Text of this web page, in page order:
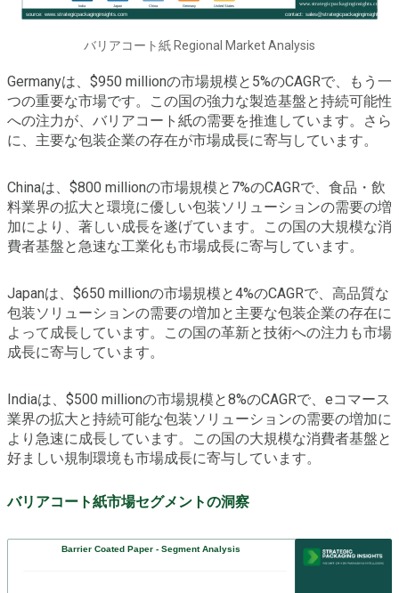
バリアコート紙 Regional Market Analysis
Germanyは、$950 millionの市場規模と5%のCAGRで、もう一
つの重要な市場です。この国の強力な製造基盤と持続可能性
への注力が、バリアコート紙の需要を推進しています。さら
に、主要な包装企業の存在が市場成長に寄与しています。
Chinaは、$800 millionの市場規模と7%のCAGRで、食品・飲
料業界の拡大と環境に優しい包装ソリューションの需要の増
加により、著しい成長を遂げています。この国の大規模な消
費者基盤と急速な工業化も市場成長に寄与しています。
Japanは、$650 millionの市場規模と4%のCAGRで、高品質な
包装ソリューションの需要の増加と主要な包装企業の存在に
よって成長しています。この国の革新と技術への注力も市場
成長に寄与しています。
Indiaは、$500 millionの市場規模と8%のCAGRで、eコマース
業界の拡大と持続可能な包装ソリューションの需要の増加に
より急速に成長しています。この国の大規模な消費者基盤と
好ましい規制環境も市場成長に寄与しています。
バリアコート紙市場セグメントの洞察